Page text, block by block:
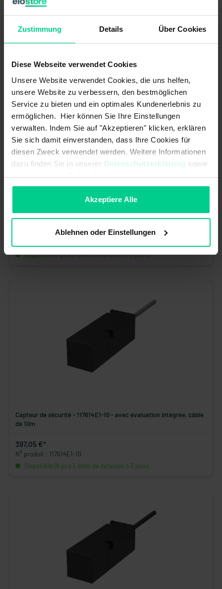
Zustimmung Details Über Cookies
Diese Webseite verwendet Cookies
Unsere Website verwendet Cookies, die uns helfen,
unsere Website zu verbessern, den bestmöglichen
Service zu bieten und ein optimales Kundenerlebnis zu
ermöglichen. Hier können Sie Ihre Einstellungen
verwalten. Indem Sie auf "Akzeptieren" klicken, erklären
Sie sich damit einverstanden, dass Ihre Cookies für
diesen Zweck verwendet werden. Weitere Informationen
dazu finden Sie in unserer Datenschutzerklärung sowie
imImpressum. Sollten Sie hiermit nicht einverstanden
sein, können Sie die Verwendung von Cookies hier
Akzeptiere Alle
Ablehnen oder Einstellungen
N° produit : 117711E1
Disponible (16 pcs.), délai de livraison 1-3 jours
Capteur de sécurité - 117611E1-10 - avec évaluation intégrée, câble
de 10m
Disponible (7 pcs.), délai de livraison 1-3 jours
Capteur de sécurité - 117614E1-10 - avec évaluation intégrée, câble
de 10m
397,05 €*
N° produit : 117614E1-10
Disponible (9 pcs.), délai de livraison 1-3 jours